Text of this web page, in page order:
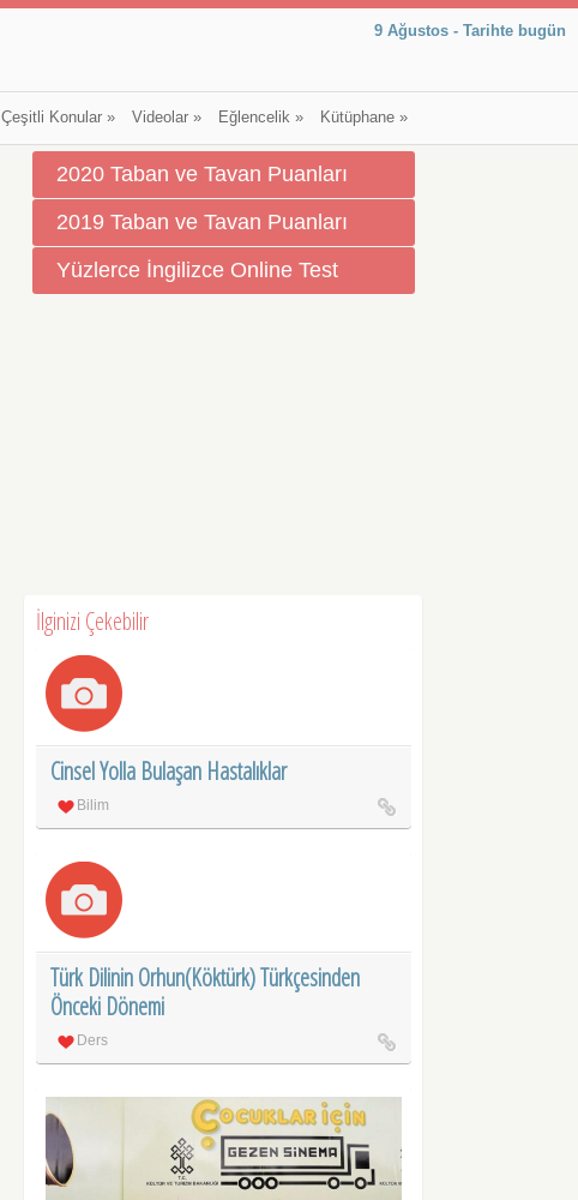
9 Ağustos - Tarihte bugün
Çeşitli Konular» Videolar» Eğlencelik» Kütüphane»
2020 Taban ve Tavan Puanları
2019 Taban ve Tavan Puanları
Yüzlerce İngilizce Online Test
İlginizi Çekebilir
Cinsel Yolla Bulaşan Hastalıklar
Bilim
Türk Dilinin Orhun(Köktürk) Türkçesinden
Önceki Dönemi
Ders